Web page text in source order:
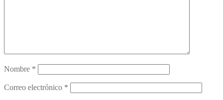
Nombre *
Correo electrónico *